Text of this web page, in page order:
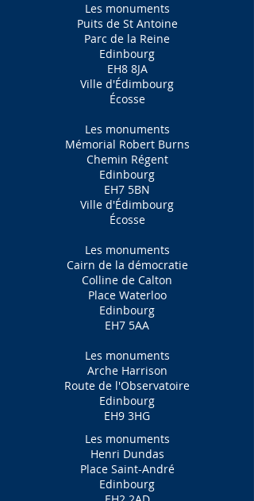
Les monuments
Puits de St Antoine
Parc de la Reine
Edinbourg
EH8 8JA
Ville d'Édimbourg
Écosse
Les monuments
Mémorial Robert Burns
Chemin Régent
Edinbourg
EH7 5BN
Ville d'Édimbourg
Écosse
Les monuments
Cairn de la démocratie
Colline de Calton
Place Waterloo
Edinbourg
EH7 5AA
Les monuments
Arche Harrison
Route de l'Observatoire
Edinbourg
EH9 3HG
Les monuments
Henri Dundas
Place Saint-André
Edinbourg